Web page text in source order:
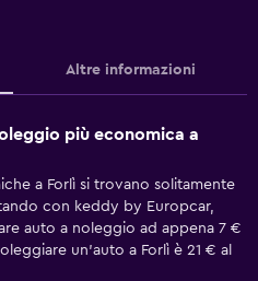
Altre informazioni
più economica a
a Forlì si trovano solitamente
con keddy by Europcar,
auto a noleggio ad appena 7 €
un'auto a Forlì è 21 € al